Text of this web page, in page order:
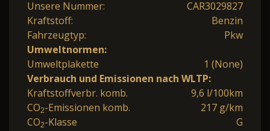
Unsere Nummer:
CAR3029827
Kraftstoff:
Benzin
Fahrzeugtyp:
Pkw
Umweltnormen:
Umweltplakette
1 (None)
Verbrauch und Emissionen nach WLTP:
Kraftstoffverbr. komb.
9,6 l/100km
CO2-Emissionen komb.
217 g/km
CO2-Klasse G